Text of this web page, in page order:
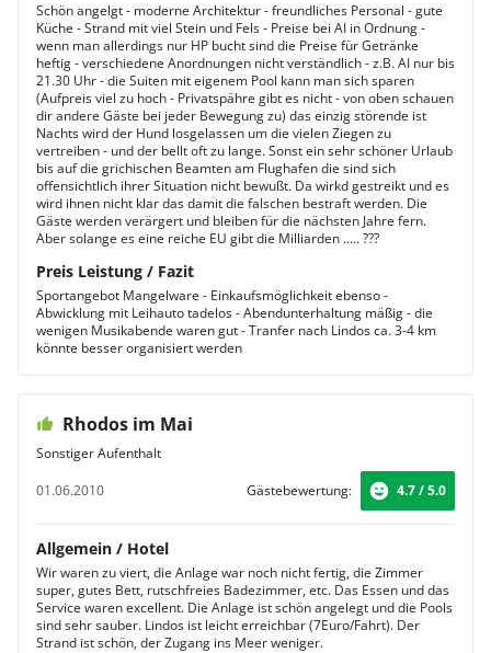
Schön angelgt - moderne Architektur - freundliches Personal - gute
Küche - Strand mit viel Stein und Fels - Preise bei AI in Ordnung -
wenn man allerdings nur HP bucht sind die Preise für Getränke
heftig - verschiedene Anordnungen nicht verständlich - z.B. AI nur bis
21.30 Uhr - die Suiten mit eigenem Pool kann man sich sparen
(Aufpreis viel zu hoch - Privatspähre gibt es nicht - von oben schauen
dir andere Gäste bei jeder Bewegung zu) das einzig störende ist
Nachts wird der Hund losgelassen um die vielen Ziegen zu
vertreiben - und der bellt oft zu lange. Sonst ein sehr schöner Urlaub
bis auf die grichischen Beamten am Flughafen die sind sich
offensichtlich ihrer Situation nicht bewußt. Da wirkd gestreikt und es
wird ihnen nicht klar das damit die falschen bestraft werden. Die
Gäste werden verärgert und bleiben für die nächsten Jahre fern.
Aber solange es eine reiche EU gibt die Milliarden ..... ???
Preis Leistung / Fazit
Sportangebot Mangelware - Einkaufsmöglichkeit ebenso -
Abwicklung mit Leihauto tadelos - Abendunterhaltung mäßig - die
wenigen Musikabende waren gut - Tranfer nach Lindos ca. 3-4 km
könnte besser organisiert werden
Rhodos im Mai
Sonstiger Aufenthalt
01.06.2010
Gästebewertung: 4.7 / 5.0
Allgemein / Hotel
Wir waren zu viert, die Anlage war noch nicht fertig, die Zimmer
super, gutes Bett, rutschfreies Badezimmer, etc. Das Essen und das
Service waren excellent. Die Anlage ist schön angelegt und die Pools
sind sehr sauber. Lindos ist leicht erreichbar (7Euro/Fahrt). Der
Strand ist schön, der Zugang ins Meer weniger.